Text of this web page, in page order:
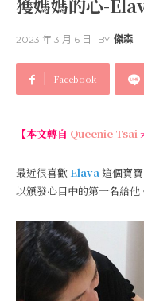
獲媽媽的心-
2023 年 3 月 6 日 BY 傑森
Facebook
【本文轉自 Queenie Tsai
最近很喜歡 Elava 這個寶
以頒發心目中的第一名給他